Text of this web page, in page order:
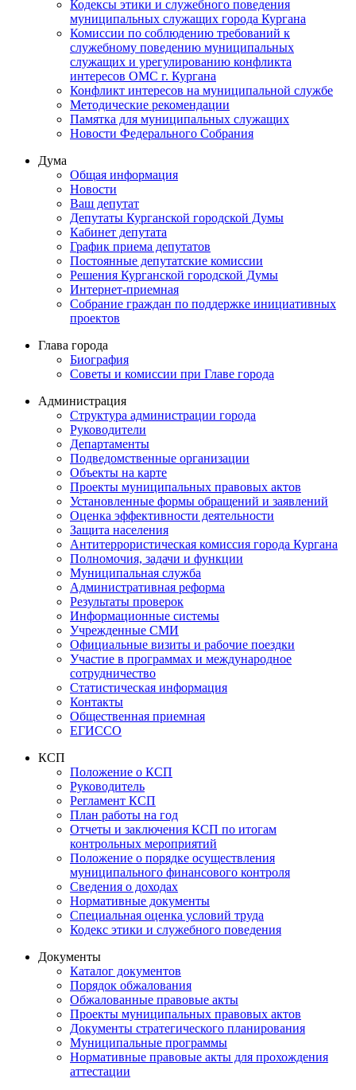
Кодексы этики и служебного поведения
муниципальных служащих города Кургана
Комиссии по соблюдению требований к
служебному поведению муниципальных
служащих и урегулированию конфликта
интересов ОМС г. Кургана
Конфликт интересов на муниципальной службе
Методические рекомендации
Памятка для муниципальных служащих
Новости Федерального Cобрания
Дума
Общая информация
Новости
Ваш депутат
Депутаты Курганской городской Думы
Кабинет депутата
График приема депутатов
Постоянные депутатские комиссии
Решения Курганской городской Думы
Интернет-приемная
Собрание граждан по поддержке инициативных
проектов
Глава города
Биография
Советы и комиссии при Главе города
Администрация
Структура администрации города
Руководители
Департаменты
Подведомственные организации
Объекты на карте
Проекты муниципальных правовых актов
Установленные формы обращений и заявлений
Оценка эффективности деятельности
Защита населения
Антитеррористическая комиссия города Кургана
Полномочия, задачи и функции
Муниципальная служба
Административная реформа
Результаты проверок
Информационные системы
Учрежденные СМИ
Официальные визиты и рабочие поездки
Участие в программах и международное
сотрудничество
Статистическая информация
Контакты
Общественная приемная
ЕГИССО
КСП
Положение о КСП
Руководитель
Регламент КСП
План работы на год
Отчеты и заключения КСП по итогам
контрольных мероприятий
Положение о порядке осуществления
муниципального финансового контроля
Сведения о доходах
Нормативные документы
Специальная оценка условий труда
Кодекс этики и служебного поведения
Документы
Каталог документов
Порядок обжалования
Обжалованные правовые акты
Проекты муниципальных правовых актов
Документы стратегического планирования
Муниципальные программы
Нормативные правовые акты для прохождения
аттестации